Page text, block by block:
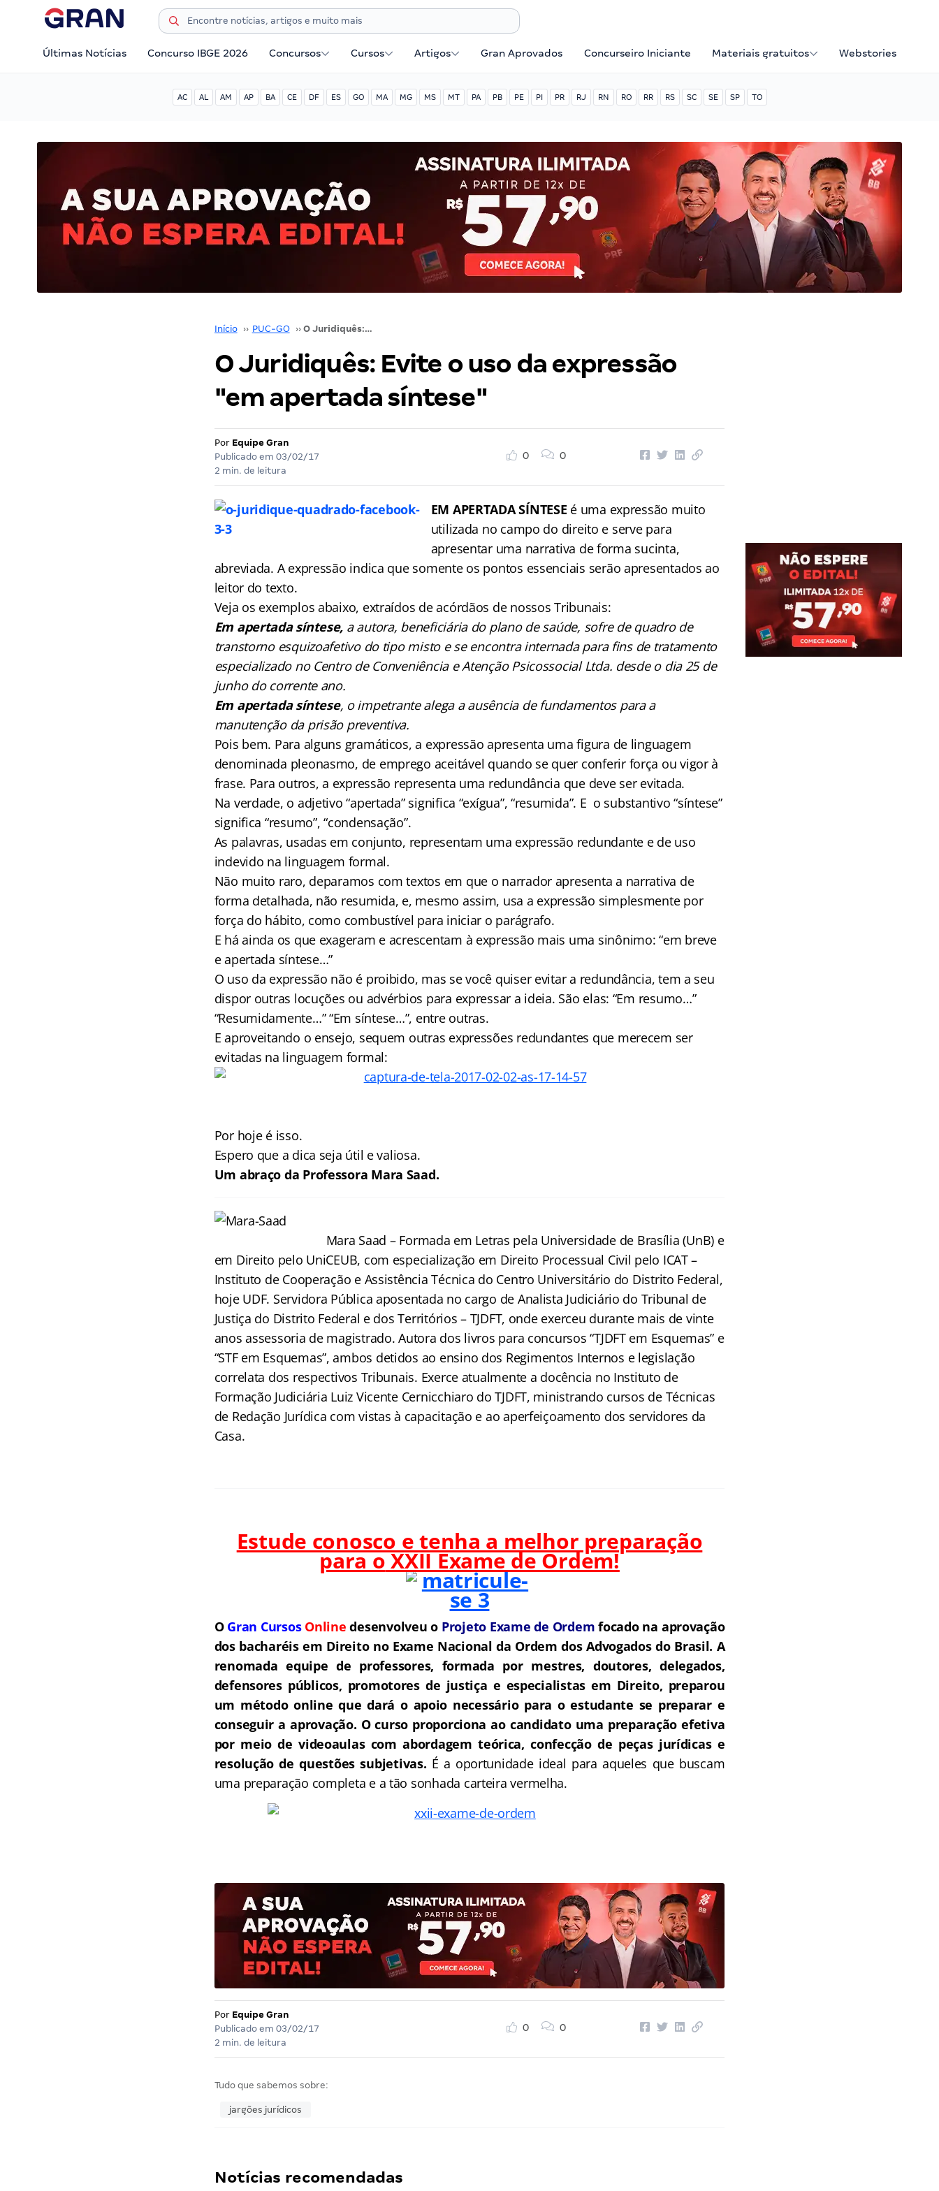
Últimas Notícias Concurso IBGE 2026 Concursos Cursos Artigos Gran Aprovados Concurseiro Iniciante Materiais gratuitos Webstories
AC AL AM AP BA CE DF ES GO MA MG MS MT PA PB PE PI PR RJ RN RO RR RS SC SE SP TO
Início ›› PUC-GO ›› O Juridiquês: Evite o uso da expressão "em apertada síntese"
O Juridiquês: Evite o uso da expressão
"em apertada síntese"
Por Equipe Gran
Publicado em 03/02/17
2 min. de leitura
0 0
EM APERTADA SÍNTESE é uma expressão muito
utilizada no campo do direito e serve para
apresentar uma narrativa de forma sucinta,
abreviada. A expressão indica que somente os pontos essenciais serão apresentados ao
leitor do texto.
Veja os exemplos abaixo, extraídos de acórdãos de nossos Tribunais:
Em apertada síntese, a autora, beneficiária do plano de saúde, sofre de quadro de
transtorno esquizoafetivo do tipo misto e se encontra internada para fins de tratamento
especializado no Centro de Conveniência e Atenção Psicossocial Ltda. desde o dia 25 de
junho do corrente ano.
Em apertada síntese, o impetrante alega a ausência de fundamentos para a
manutenção da prisão preventiva.
Pois bem. Para alguns gramáticos, a expressão apresenta uma figura de linguagem
denominada pleonasmo, de emprego aceitável quando se quer conferir força ou vigor à
frase. Para outros, a expressão representa uma redundância que deve ser evitada.
Na verdade, o adjetivo “apertada” significa “exígua”, “resumida”. E o substantivo “síntese”
significa “resumo”, “condensação”.
As palavras, usadas em conjunto, representam uma expressão redundante e de uso
indevido na linguagem formal.
Não muito raro, deparamos com textos em que o narrador apresenta a narrativa de
forma detalhada, não resumida, e, mesmo assim, usa a expressão simplesmente por
força do hábito, como combustível para iniciar o parágrafo.
E há ainda os que exageram e acrescentam à expressão mais uma sinônimo: “em breve
e apertada síntese…”
O uso da expressão não é proibido, mas se você quiser evitar a redundância, tem a seu
dispor outras locuções ou advérbios para expressar a ideia. São elas: “Em resumo…”
“Resumidamente…” “Em síntese…”, entre outras.
E aproveitando o ensejo, sequem outras expressões redundantes que merecem ser
evitadas na linguagem formal:
Por hoje é isso.
Espero que a dica seja útil e valiosa.
Um abraço da Professora Mara Saad.
Mara Saad – Formada em Letras pela Universidade de Brasília (UnB) e
em Direito pelo UniCEUB, com especialização em Direito Processual Civil pelo ICAT –
Instituto de Cooperação e Assistência Técnica do Centro Universitário do Distrito Federal,
hoje UDF. Servidora Pública aposentada no cargo de Analista Judiciário do Tribunal de
Justiça do Distrito Federal e dos Territórios – TJDFT, onde exerceu durante mais de vinte
anos assessoria de magistrado. Autora dos livros para concursos “TJDFT em Esquemas” e
“STF em Esquemas”, ambos detidos ao ensino dos Regimentos Internos e legislação
correlata dos respectivos Tribunais. Exerce atualmente a docência no Instituto de
Formação Judiciária Luiz Vicente Cernicchiaro do TJDFT, ministrando cursos de Técnicas
de Redação Jurídica com vistas à capacitação e ao aperfeiçoamento dos servidores da
Casa.
Estude conosco e tenha a melhor preparação
para oXXII Exame de Ordem!
O Gran Cursos Online desenvolveu o Projeto Exame de Ordem focado na aprovação
dos bacharéis em Direito no Exame Nacional da Ordem dos Advogados do Brasil. A
renomada equipe de professores, formada por mestres, doutores, delegados,
defensores públicos, promotores de justiça e especialistas em Direito, preparou
um método online que dará o apoio necessário para o estudante se preparar e
conseguir a aprovação. O curso proporciona ao candidato uma preparação efetiva
por meio de videoaulas com abordagem teórica, confecção de peças jurídicas e
resolução de questões subjetivas. É a oportunidade ideal para aqueles que buscam
uma preparação completa e a tão sonhada carteira vermelha.
Por Equipe Gran
Publicado em 03/02/17
2 min. de leitura
0 0
Tudo que sabemos sobre:
jargões jurídicos
Notícias recomendadas